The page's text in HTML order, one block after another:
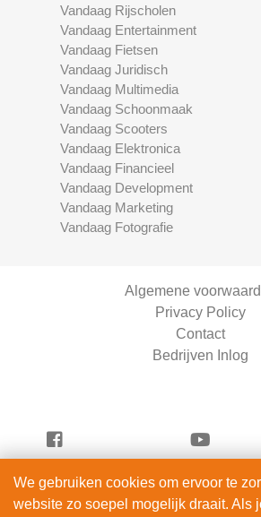
Vandaag Rijscholen
Vandaag Entertainment
Vandaag Fietsen
Vandaag Juridisch
Vandaag Multimedia
Vandaag Schoonmaak
Vandaag Scooters
Vandaag Elektronica
Vandaag Financieel
Vandaag Development
Vandaag Marketing
Vandaag Fotografie
Algemene
Privacy Policy
Contact
Bedrijven Inlog
Serviceright Schoonmaak is
We gebruiken cookies om ervoor te
website zo soepel mogelijk draait. Als